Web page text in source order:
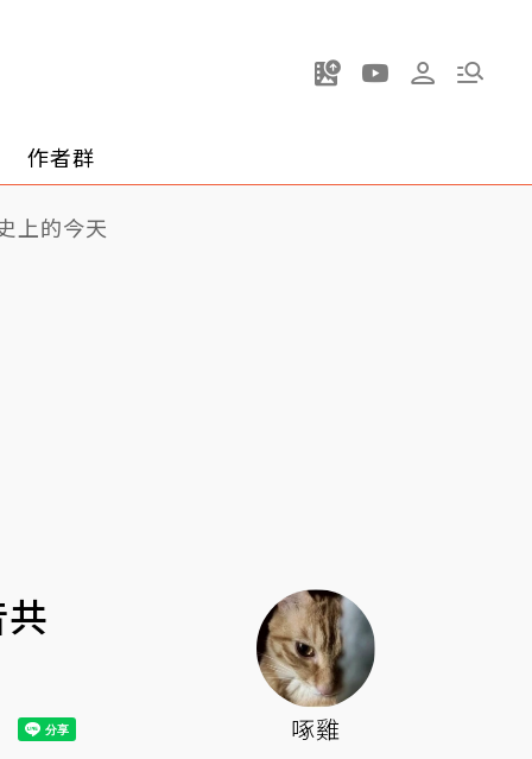
作者群
上的今天
啄雞